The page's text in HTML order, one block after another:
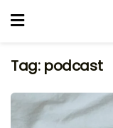
Tag: podcast